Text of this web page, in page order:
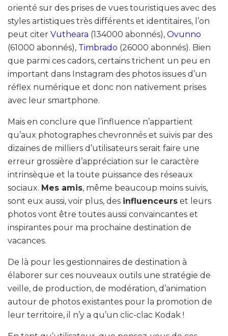
orienté sur des prises de vues touristiques avec des
styles artistiques très différents et identitaires, l’on
peut citer Vutheara (134000 abonnés), Ovunno
(61000 abonnés), Timbrado (26000 abonnés). Bien
que parmi ces cadors, certains trichent un peu en
important dans Instagram des photos issues d’un
réflex numérique et donc non nativement prises
avec leur smartphone.
Mais en conclure que l’influence n’appartient
qu’aux photographes chevronnés et suivis par des
dizaines de milliers d’utilisateurs serait faire une
erreur grossière d’appréciation sur le caractère
intrinsèque et la toute puissance des réseaux
sociaux. Mes amis, même beaucoup moins suivis,
sont eux aussi, voir plus, des influenceurs et leurs
photos vont être toutes aussi convaincantes et
inspirantes pour ma prochaine destination de
vacances.
De là pour les gestionnaires de destination à
élaborer sur ces nouveaux outils une stratégie de
veille, de production, de modération, d’animation
autour de photos existantes pour la promotion de
leur territoire, il n’y a qu’un clic-clac Kodak !